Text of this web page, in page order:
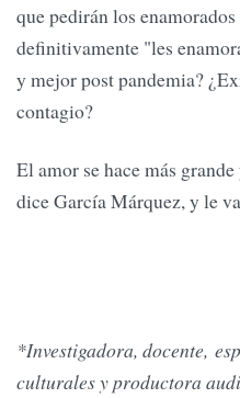
que pedirán los
definitivamente "les
y mejor post pandemia?
contagio?
El amor se hace más
dice García Márquez, y le
*Investigadora, docente,
culturales y productora